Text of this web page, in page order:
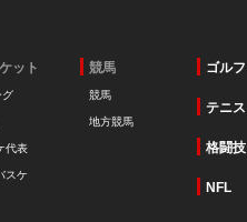
ット
グ
代表
スケ
競馬
競馬
地方競馬
ゴルフ
テニス
格闘技
NFL